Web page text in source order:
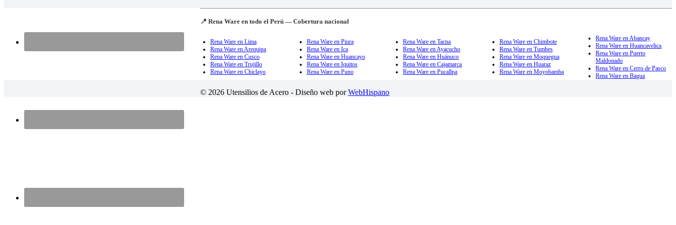
📍 Rena Ware en todo el Perú — Cobertura nacional
Rena Ware en Lima
Rena Ware en Arequipa
Rena Ware en Cusco
Rena Ware en Trujillo
Rena Ware en Chiclayo
Rena Ware en Piura
Rena Ware en Ica
Rena Ware en Huancayo
Rena Ware en Iquitos
Rena Ware en Puno
Rena Ware en Tacna
Rena Ware en Ayacucho
Rena Ware en Huánuco
Rena Ware en Cajamarca
Rena Ware en Pucallpa
Rena Ware en Chimbote
Rena Ware en Tumbes
Rena Ware en Moquegua
Rena Ware en Huaraz
Rena Ware en Moyobamba
Rena Ware en Abancay
Rena Ware en Huancavelica
Rena Ware en Puerto
Maldonado
Rena Ware en Cerro de Pasco
Rena Ware en Bagua
© 2026 Utensilios de Acero - Diseño web porWebHispano